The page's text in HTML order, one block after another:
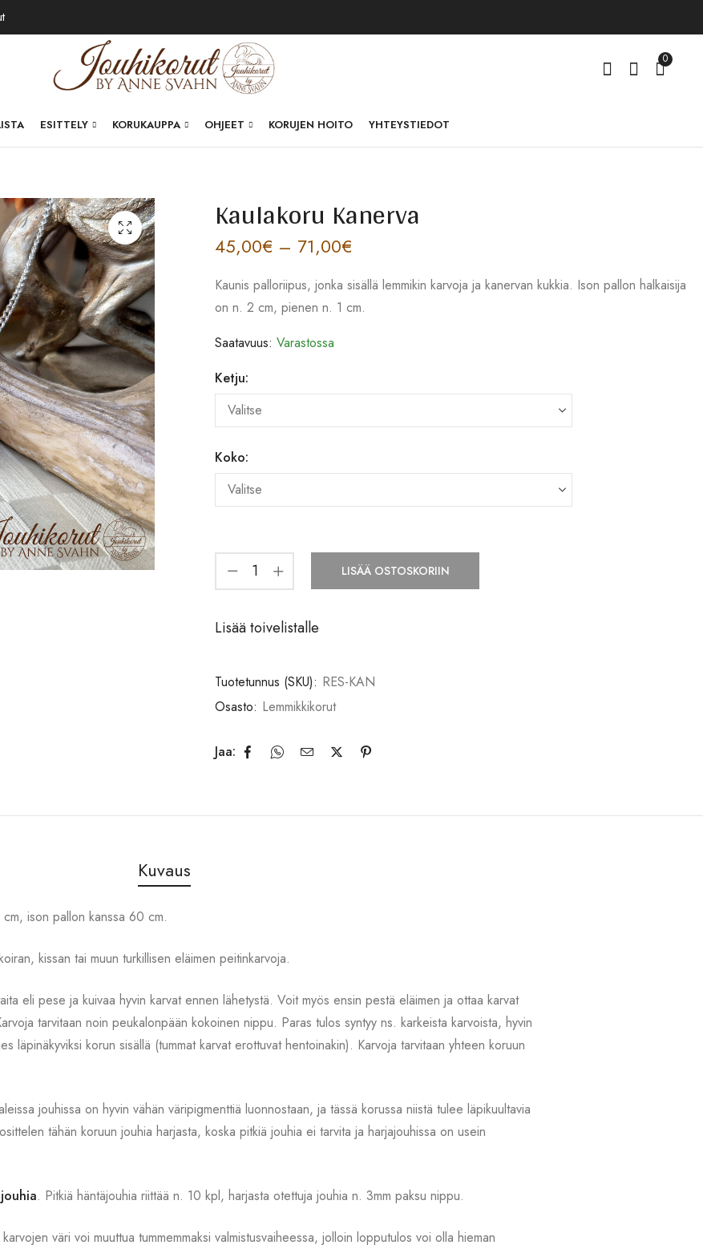
0
ESITTELY KORUKAUPPA OHJEET KORUJEN HOITO YHTEYSTIEDOT
Kaulakoru Kanerva
45,00€ – 71,00€
Kaunis palloriipus, jonka sisällä lemmikin karvoja ja kanervan kukkia. Ison pallon halkaisija
on n. 2 cm, pienen n. 1 cm.
Saatavuus: Varastossa
Ketju:
Koko:
LISÄÄ OSTOSKORIIN
Lisää toivelistalle
Tuotetunnus (SKU): RES-KAN
Osasto: Lemmikkikorut
Jaa:
Kuvaus
ison pallon kanssa 60 cm.
kissan tai muun turkillisen eläimen peitinkarvoja.
eli pese ja kuivaa hyvin karvat ennen lähetystä. Voit myös ensin pestä eläimen ja ottaa karvat
tarvitaan noin peukalonpään kokoinen nippu. Paras tulos syntyy ns. karkeista karvoista, hyvin
läpinäkyviksi korun sisällä (tummat karvat erottuvat hentoinakin). Karvoja tarvitaan yhteen koruun
jouhissa on hyvin vähän väripigmenttiä luonnostaan, ja tässä korussa niistä tulee läpikuultavia
tähän koruun jouhia harjasta, koska pitkiä jouhia ei tarvita ja harjajouhissa on usein
jouhia. Pitkiä häntäjouhia riittää n. 10 kpl, harjasta otettuja jouhia n. 3mm paksu nippu.
väri voi muuttua tummemmaksi valmistusvaiheessa, jolloin lopputulos voi olla hieman